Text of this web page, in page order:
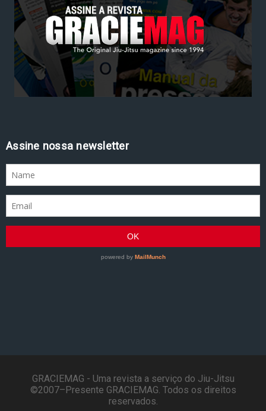
Assine nossa newsletter
GRACIEMAG - Uma revista a serviço do Jiu-Jitsu
©2007–Presente GRACIEMAG. Todos os direitos
reservados.